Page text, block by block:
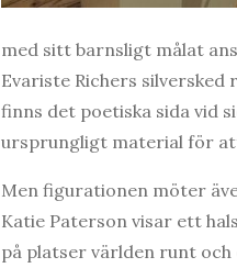
med sitt barnsligt målat
Evariste Richers
finns det poetiska sida vid
ursprungligt material för
Men figurationen möter
Katie Paterson visar ett
på platser världen runt